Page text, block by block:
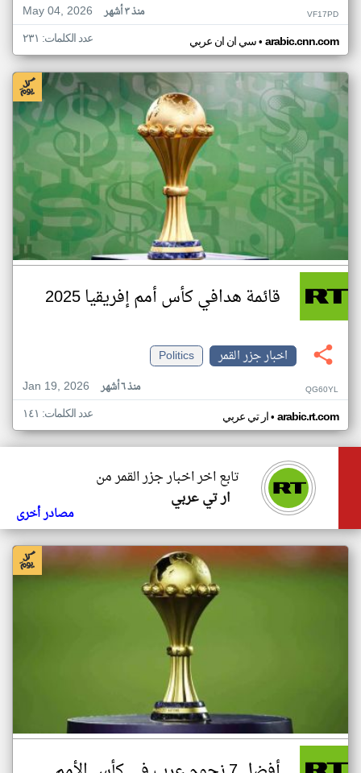
May 04, 2026
منذ ٣ أشهر VF17PD
سي ان ان عربي• arabic.cnn.com عدد الكلمات: ٢٣١
قائمة هدافي كأس أمم إفريقيا 2025
اخبار جزر القمر
Politics
Jan 19, 2026
منذ ٦ أشهر QG60YL
ار تي عربي• arabic.rt.com عدد الكلمات: ١٤١
تابع اخر اخبار جزر القمر من
ار تي عربي
مصادر أخرى